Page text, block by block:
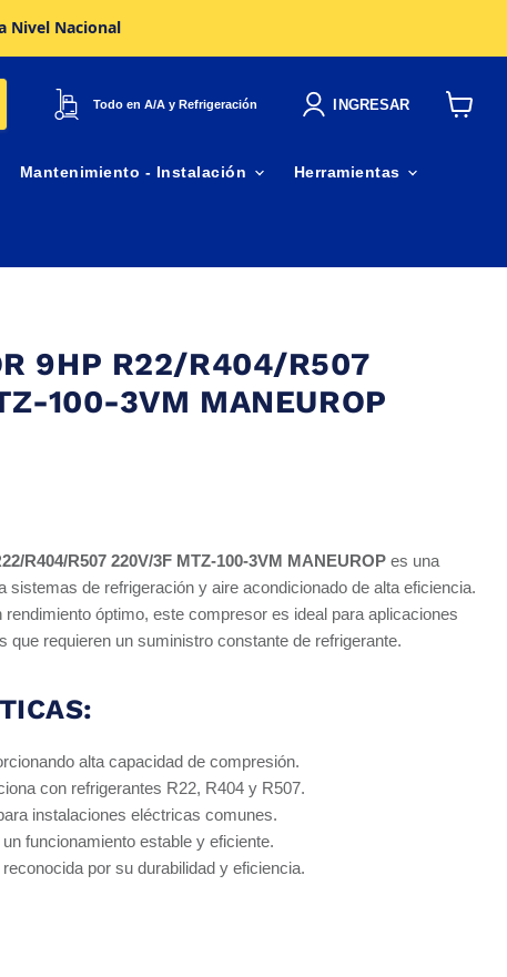
Nivel Nacional
Todo en A/A y Refrigeración INGRESAR
Mantenimiento - Instalación Herramientas
9HP R22/R404/R507
100-3VM MANEUROP
R404/R507 220V/3F MTZ-100-3VM MANEUROPes una
sistemas de refrigeración y aire acondicionado de alta eficiencia.
rendimiento óptimo, este compresor es ideal para aplicaciones
que requieren un suministro constante de refrigerante.
alta capacidad de compresión.
con refrigerantes R22, R404 y R507.
instalaciones eléctricas comunes.
funcionamiento estable y eficiente.
por su durabilidad y eficiencia.